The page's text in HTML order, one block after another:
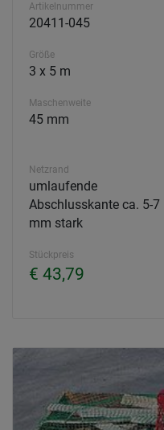
Artikelnummer
20411-045
Größe
3 x 5 m
Maschenweite
45 mm
Netzrand
umlaufende
Abschlusskante ca. 5-7
mm stark
Stückpreis
€ 43,79